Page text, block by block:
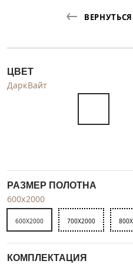
ЦВЕТ
ДаркВайт
РАЗМЕР ПОЛОТНА
600x2000
600X2000 700X2000
КОМПЛЕКТАЦИЯ